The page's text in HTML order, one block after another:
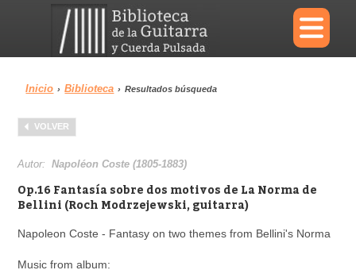
×
Menu
Biblioteca
Inicio › Biblioteca › Resultados búsqueda
VOLVER
Autor:Napoléon Coste (1805-1883)
Op.16 Fantasía sobre dos motivos de La Norma de
Bellini (Roch Modrzejewski, guitarra)
Napoleon Coste - Fantasy on two themes from Bellini's Norma
Music from album: